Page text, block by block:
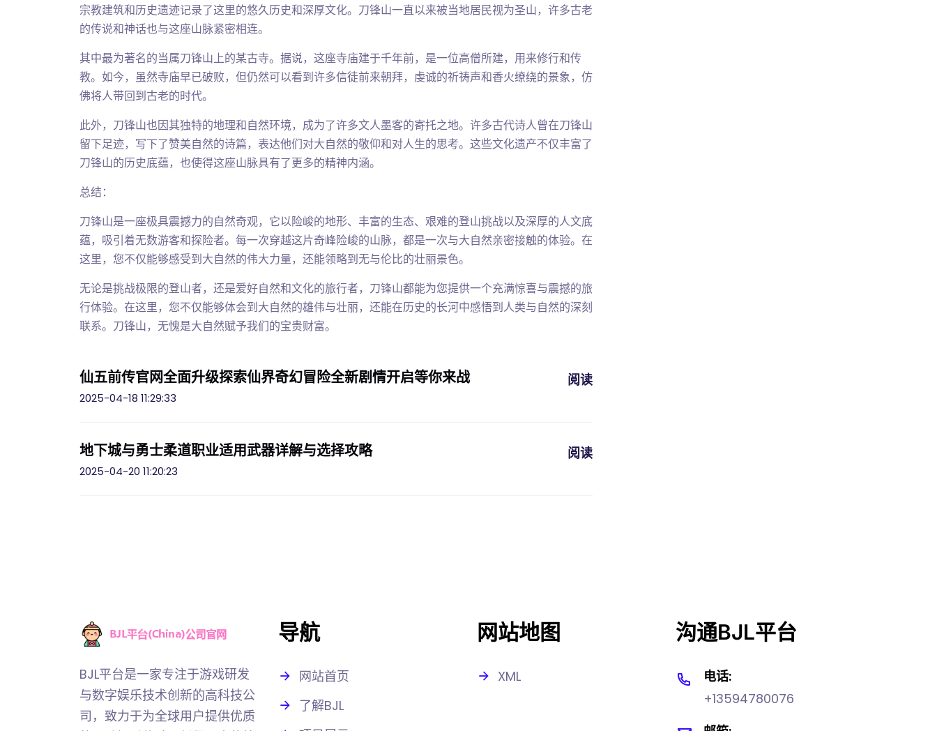
宗教建筑和历史遗迹记录了这里的悠久历史和深厚文化。刀锋山一直以来被当地居民视为圣山，许多古老
的传说和神话也与这座山脉紧密相连。
其中最为著名的当属刀锋山上的某古寺。据说，这座寺庙建于千年前，是一位高僧所建，用来修行和传
教。如今，虽然寺庙早已破败，但仍然可以看到许多信徒前来朝拜，虔诚的祈祷声和香火缭绕的景象，仿
佛将人带回到古老的时代。
此外，刀锋山也因其独特的地理和自然环境，成为了许多文人墨客的寄托之地。许多古代诗人曾在刀锋山
留下足迹，写下了赞美自然的诗篇，表达他们对大自然的敬仰和对人生的思考。这些文化遗产不仅丰富了
刀锋山的历史底蕴，也使得这座山脉具有了更多的精神内涵。
总结：
刀锋山是一座极具震撼力的自然奇观，它以险峻的地形、丰富的生态、艰难的登山挑战以及深厚的人文底
蕴，吸引着无数游客和探险者。每一次穿越这片奇峰险峻的山脉，都是一次与大自然亲密接触的体验。在
这里，您不仅能够感受到大自然的伟大力量，还能领略到无与伦比的壮丽景色。
无论是挑战极限的登山者，还是爱好自然和文化的旅行者，刀锋山都能为您提供一个充满惊喜与震撼的旅
行体验。在这里，您不仅能够体会到大自然的雄伟与壮丽，还能在历史的长河中感悟到人类与自然的深刻
联系。刀锋山，无愧是大自然赋予我们的宝贵财富。
仙五前传官网全面升级探索仙界奇幻冒险全新剧情开启等你来战
2025-04-18 11:29:33
阅读
地下城与勇士柔道职业适用武器详解与选择攻略
2025-04-20 11:20:23
阅读
BJL平台是一家专注于游戏研发
与数字娱乐技术创新的高科技公
司，致力于为全球用户提供优质
导航
网站首页
了解BJL
网站地图
XML
沟通BJL平台
电话:
+13594780076